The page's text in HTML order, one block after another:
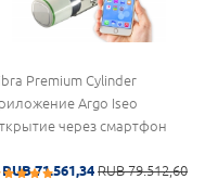
Premium Cylinder
Argo Iseo
через смартфон
RUB 71.561,34 RUB 79.512,60